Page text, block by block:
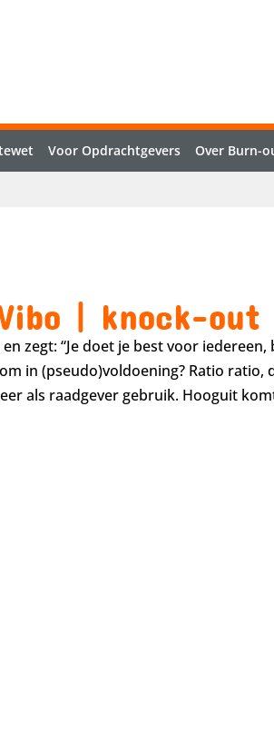
Voor Opdrachtgevers Over Burn-
| knock-out
zegt: “Je doet je best voor iedereen,
in (pseudo)voldoening? Ratio
als raadgever gebruik. Hooguit